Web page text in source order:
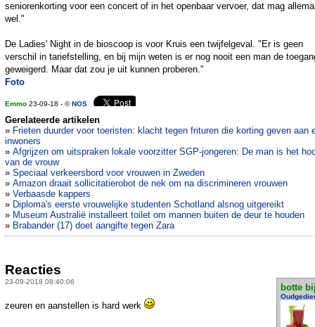
seniorenkorting voor een concert of in het openbaar vervoer, dat mag
wel."
De Ladies' Night in de bioscoop is voor Kruis een twijfelgeval. "Er is geen
verschil in tariefstelling, en bij mijn weten is er nog nooit een man de
geweigerd. Maar dat zou je uit kunnen proberen."
Foto
Emmo 23-09-18 - ©NOS
Gerelateerde artikelen
» Frieten duurder voor toeristen: klacht tegen frituren die korting geven aan
inwoners
» Afgrijzen om uitspraken lokale voorzitter SGP-jongeren: De man is het
van de vrouw
» Speciaal verkeersbord voor vrouwen in Zweden
» Amazon draait sollicitatierobot de nek om na discrimineren vrouwen
» Verbaasde kappers
» Diploma's eerste vrouwelijke studenten Schotland alsnog uitgereikt
» Museum Australië installeert toilet om mannen buiten de deur te houden
» Brabander (17) doet aangifte tegen Zara
Reacties
23-09-2018 08:40:06
botte
zeuren en aanstellen is hard werk